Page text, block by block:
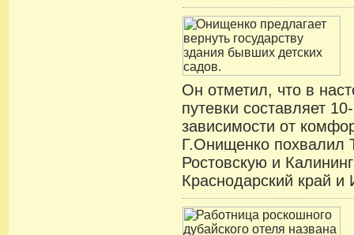
Он отметил, что в
путевки составляет
зависимости от
Г.Онищенко похвалил
Ростовскую и
Краснодарский край и